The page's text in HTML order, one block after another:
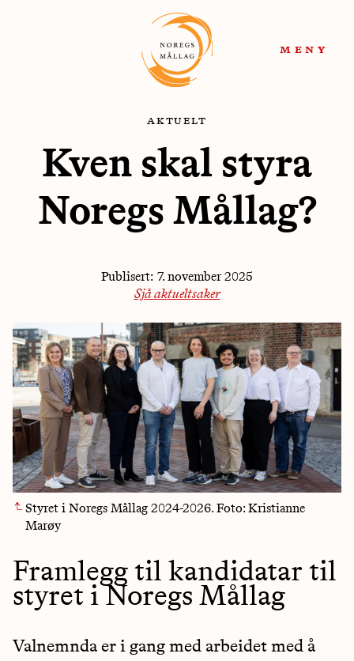
meny
aktuelt
Kven skal styra
Noregs Mållag?
Publisert: 7. november 2025
Sjå aktueltsaker
Styret i Noregs Mållag 2024-2026. Foto: Kristianne
Marøy
Framlegg til kandidatar til
styret i Noregs Mållag
Valnemnda er i gang med arbeidet med å